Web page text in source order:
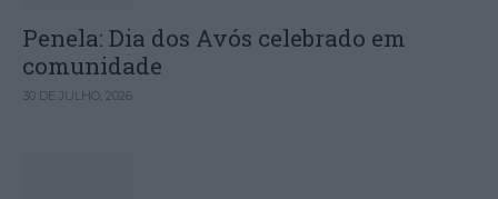
Penela: Dia dos Avós celebrado em
comunidade
30 DE JULHO, 2026